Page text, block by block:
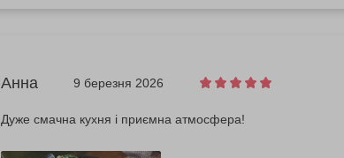
Анна 9 березня 2026
Дуже смачна кухня і приємна атмосфера!